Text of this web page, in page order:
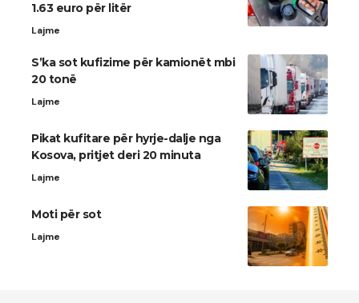
1.63 euro për litër
Lajme
S’ka sot kufizime për kamionët mbi
20 tonë
Lajme
Pikat kufitare për hyrje-dalje nga
Kosova, pritjet deri 20 minuta
Lajme
Moti për sot
Lajme